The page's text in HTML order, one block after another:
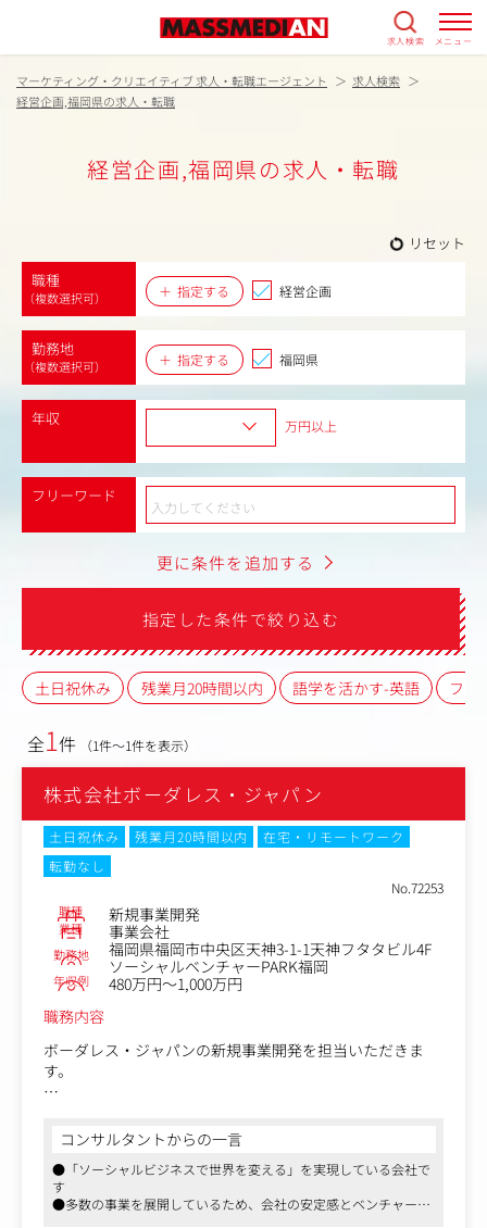
求人検索 メニュー
マーケティング・クリエイティブ 求人・転職エージェント
求人検索
経営企画,福岡県の求人・転職
経営企画,福岡県の求人・転職
リセット
職種
（複数選択可） 指定する 経営企画
勤務地
（複数選択可） 指定する 福岡県
年収 万円以上
フリーワード
更に条件を追加する
指定した条件で絞り込む
土日祝休み 残業月20時間以内 語学を活かす-英語 フレ
全1件 （1件～1件を表示）
株式会社ボーダレス・ジャパン
土日祝休み 残業月20時間以内
在宅・リモートワーク
転勤なし
No.72253
職種 新規事業開発
業種 事業会社
勤務地
福岡県福岡市中央区天神3-1-1天神フタタビル4F
ソーシャルベンチャーPARK福岡
年収例
480万円～1,000万円
職務内容
ボーダレス・ジャパンの新規事業開発を担当いただきま
す。
・新規事業プランニング
・事業戦略策定
・収支計画策定
・ユーザーヒアリング
・Webマーケティング（SEO、アフィリエイト、広告な
コンサルタントからの一言
●「ソーシャルビジネスで世界を変える」を実現している会社で
す
●多数の事業を展開しているため、会社の安定感とベンチャース